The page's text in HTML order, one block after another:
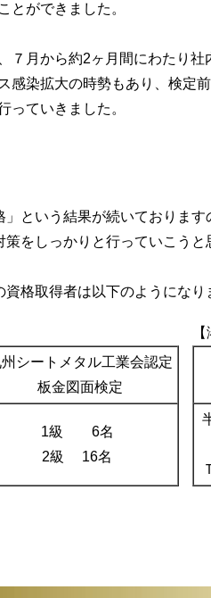
とができました。
７月から約2ヶ月間にわたり社
感染拡大の時勢もあり、検定
っていきました。
という結果が続いております
策をしっかりと行っていこうと
格取得者は以下のようになり
州シートメタル工業会認定
板金図面検定
1級 6名
2級 16名